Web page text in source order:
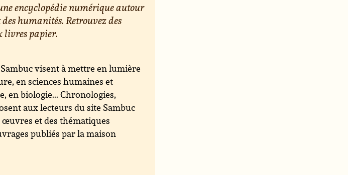
encyclopédie numérique autour
humanités. Retrouvez des
livres papier.
visent à mettre en lumière
en sciences humaines et
en biologie... Chronologies,
aux lecteurs du site Sambuc
œuvres et des thématiques
publiés par la maison